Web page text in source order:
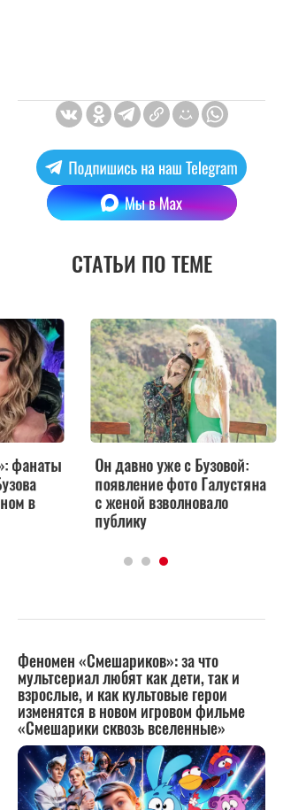
СТАТЬИ ПО ТЕМЕ
Он давно уже с Бузовой:
появление фото Галустяна
с женой взволновало
публику